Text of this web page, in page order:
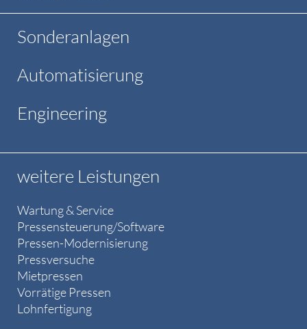
Sonderanlagen
Automatisierung
Engineering
weitere Leistungen
Wartung & Service
Pressensteuerung/Software
Pressen-Modernisierung
Pressversuche
Mietpressen
Vorrätige Pressen
Lohnfertigung